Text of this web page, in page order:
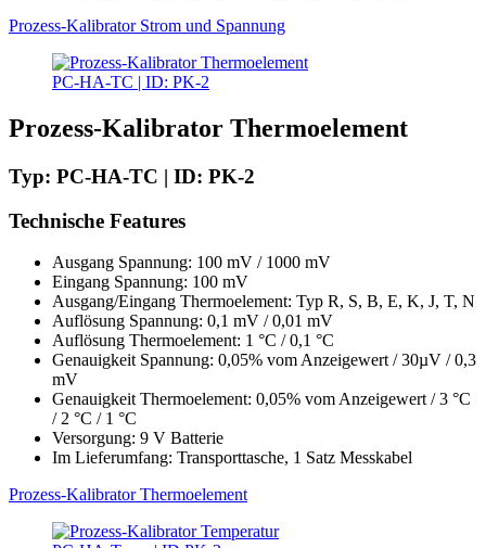
Prozess-Kalibrator Strom und Spannung
PC-HA-TC | ID: PK-2
Prozess-Kalibrator Thermoelement
Typ: PC-HA-TC | ID: PK-2
Technische Features
Ausgang Spannung: 100 mV / 1000 mV
Eingang Spannung: 100 mV
Ausgang/Eingang Thermoelement: Typ R, S, B, E, K, J, T, N
Auflösung Spannung: 0,1 mV / 0,01 mV
Auflösung Thermoelement: 1 °C / 0,1 °C
Genauigkeit Spannung: 0,05% vom Anzeigewert / 30µV / 0,3
mV
Genauigkeit Thermoelement: 0,05% vom Anzeigewert / 3 °C
/ 2 °C / 1 °C
Versorgung: 9 V Batterie
Im Lieferumfang: Transporttasche, 1 Satz Messkabel
Prozess-Kalibrator Thermoelement